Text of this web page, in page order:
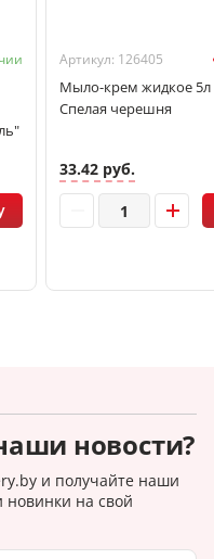
Артикул: 126405
Мыло-крем жидкое 5л
Спелая черешня
33.42 руб.
новости?
и получайте наши
на свой